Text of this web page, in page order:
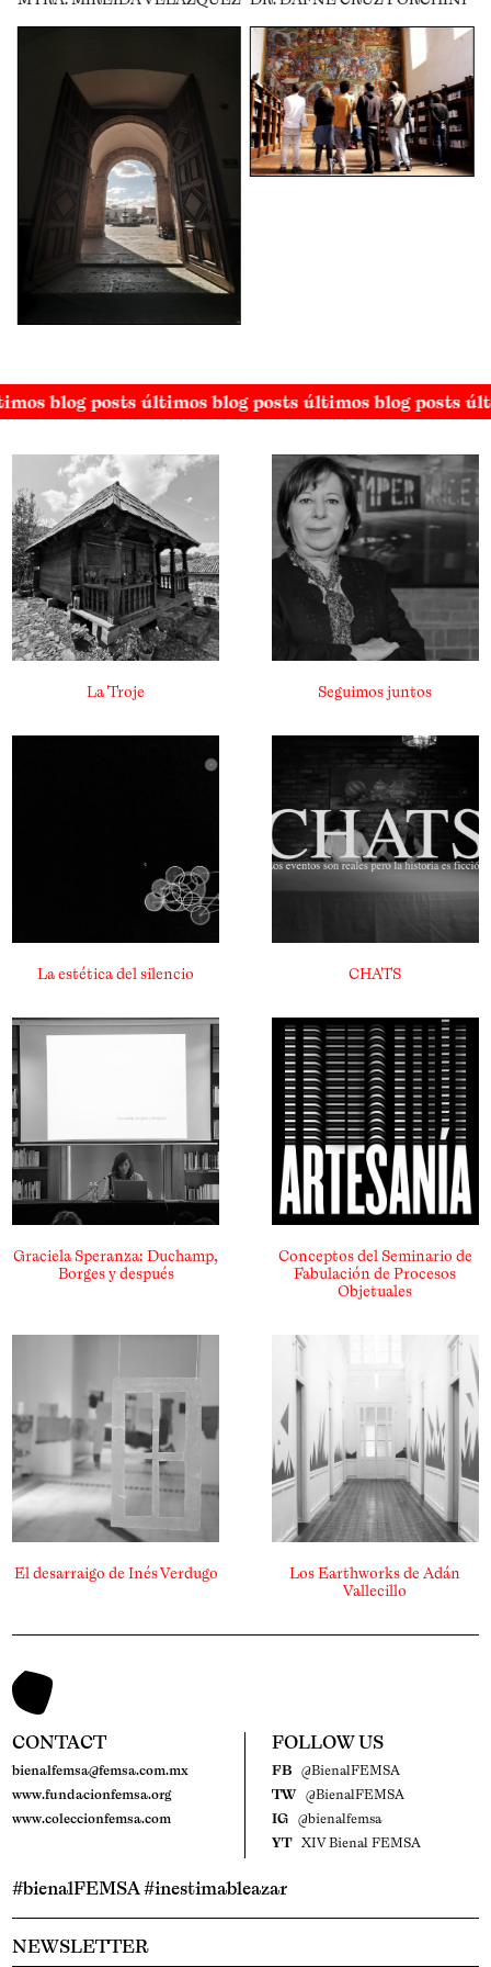
blog posts últimos blog posts últimos blog posts
La Troje Seguimos juntos
La estética del silencio CHATS
Graciela Speranza: Duchamp,
Borges y después
Conceptos del Seminario de
Fabulación de Procesos
Objetuales
El desarraigo de Inés Verdugo
Los Earthworks de Adán
Vallecillo
CONTACT
bienalfemsa@femsa.com.mx
www.fundacionfemsa.org
www.coleccionfemsa.com
FOLLOW US
FB @BienalFEMSA
TW @BienalFEMSA
IG @bienalfemsa
YT XIV Bienal FEMSA
#bienalFEMSA #inestimableazar
NEWSLETTER